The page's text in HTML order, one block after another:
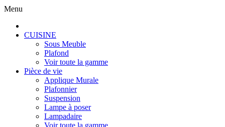
Menu
CUISINE
Sous Meuble
Plafond
Voir toute la gamme
Pièce de vie
Applique Murale
Plafonnier
Suspension
Lampe à poser
Lampadaire
Voir toute la gamme